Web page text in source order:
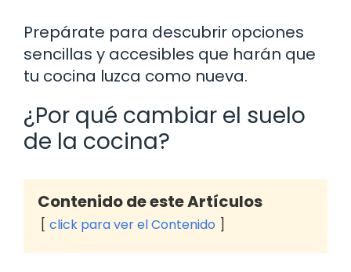
Prepárate para descubrir opciones
sencillas y accesibles que harán que
tu cocina luzca como nueva.
¿Por qué cambiar el suelo
de la cocina?
Contenido de este Artículos
click para ver el Contenido